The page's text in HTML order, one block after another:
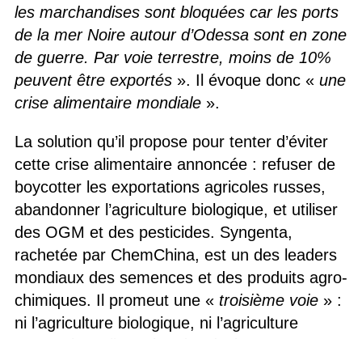
les marchandises sont bloquées car les ports
de la mer Noire autour d’Odessa sont en zone
de guerre. Par voie terrestre, moins de 10%
peuvent être exportés». Il évoque donc « une
crise alimentaire mondiale».
La solution qu’il propose pour tenter d’éviter
cette crise alimentaire annoncée : refuser de
boycotter les exportations agricoles russes,
abandonner l’agriculture biologique, et utiliser
des OGM et des pesticides. Syngenta,
rachetée par ChemChina, est un des leaders
mondiaux des semences et des produits agro-
chimiques. Il promeut une « troisième voie» :
ni l’agriculture biologique, ni l’agriculture